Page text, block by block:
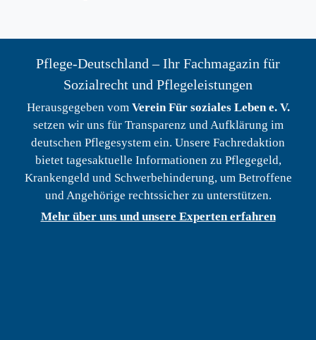
Pflege-Deutschland – Ihr Fachmagazin für
Sozialrecht und Pflegeleistungen
Herausgegeben vom Verein Für soziales Leben e. V.
setzen wir uns für Transparenz und Aufklärung im
deutschen Pflegesystem ein. Unsere Fachredaktion
bietet tagesaktuelle Informationen zu Pflegegeld,
Krankengeld und Schwerbehinderung, um Betroffene
und Angehörige rechtssicher zu unterstützen.
Mehr über uns und unsere Experten erfahren